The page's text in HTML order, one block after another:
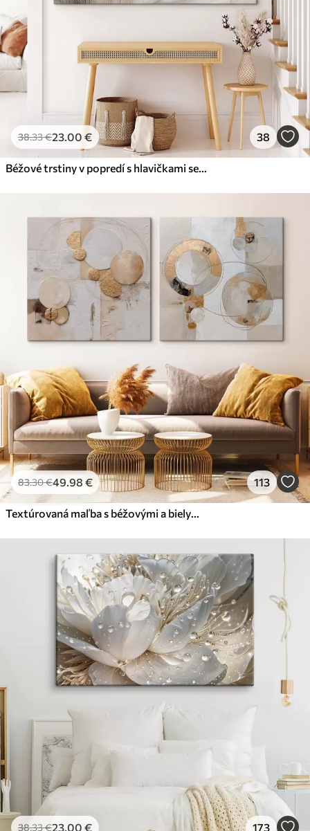
38.33€23.00 € 38
Béžové trstiny v popredí s hlavičkami semien, mäkké a jemné , rozmazané pozadie a svetlá obloha
83.30€49.98 € 113
Textúrovaná maľba s béžovými a bielymi tvarmi
38.33€23.00 € 173